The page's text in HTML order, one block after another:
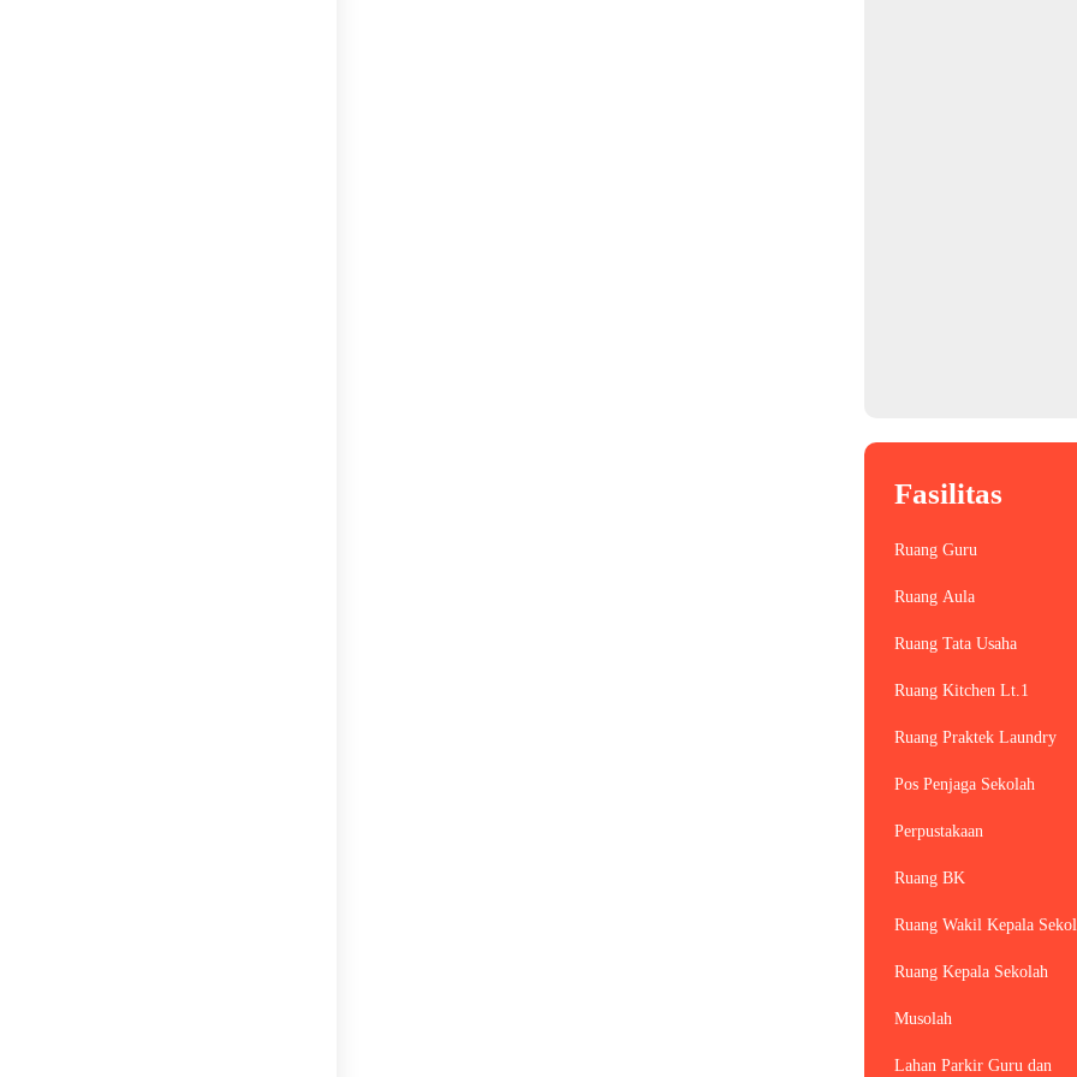
Fasilitas
Ruang Guru
Ruang Aula
Ruang Tata Usaha
Ruang Kitchen Lt.1
Ruang Praktek Laundry
Pos Penjaga Sekolah
Perpustakaan
Ruang BK
Ruang Wakil Kepala
Ruang Kepala Sekolah
Musolah
Lahan Parkir Guru dan